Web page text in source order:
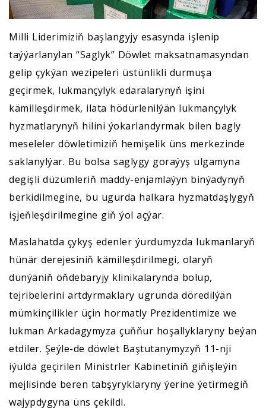
Milli Liderimiziň başlangyjy esasynda işlenip
taýýarlanylan “Saglyk” Döwlet maksatnamasyndan
gelip çykýan wezipeleri üstünlikli durmuşa
geçirmek, lukmançylyk edaralarynyň işini
kämilleşdirmek, ilata hödürlenilýän lukmançylyk
hyzmatlarynyň hilini ýokarlandyrmak bilen bagly
meseleler döwletimiziň hemişelik üns merkezinde
saklanylýar. Bu bolsa saglygy goraýyş ulgamyna
degişli düzümleriň maddy-enjamlaýyn binýadynyň
berkidilmegine, bu ugurda halkara hyzmatdaşlygyň
işjeňleşdirilmegine giň ýol açýar.
Maslahatda çykyş edenler ýurdumyzda lukmanlaryň
hünär derejesiniň kämilleşdirilmegi, olaryň
dünýäniň öňdebaryjy klinikalarynda bolup,
tejribelerini artdyrmaklary ugrunda döredilýän
mümkinçilikler üçin hormatly Prezidentimize we
lukman Arkadagymyza çuňňur hoşallyklaryny beýan
etdiler. Şeýle-de döwlet Baştutanymyzyň 11-nji
iýulda geçirilen Ministrler Kabinetiniň giňişleýin
mejlisinde beren tabşyryklaryny ýerine ýetirmegiň
wajypdygyna üns çekildi.